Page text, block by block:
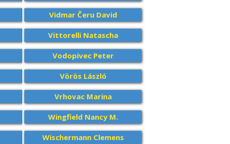
Vidmar Čeru David
Vittorelli Natascha
Vodopivec Peter
Vörös László
Vrhovac Marina
Wingfield Nancy M.
Wischermann Clemens